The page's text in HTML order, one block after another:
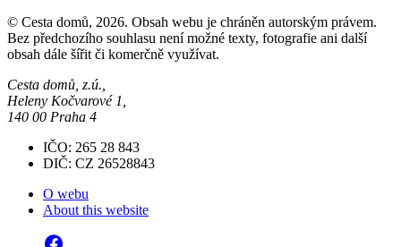
© Cesta domů, 2026. Obsah webu je chráněn autorským právem.
Bez předchozího souhlasu není možné texty, fotografie ani další
obsah dále šířit či komerčně využívat.
Cesta domů, z.ú.,
Heleny Kočvarové 1,
140 00 Praha 4
IČO: 265 28 843
DIČ: CZ 26528843
O webu
About this website